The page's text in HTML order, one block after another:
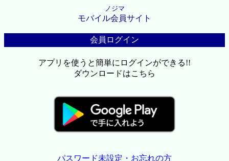
ノジマ
モバイル会員サイト
会員ログイン
アプリを使うと簡単にログインができる!!
ダウンロードはこちら
パスワード未設定・お忘れの方